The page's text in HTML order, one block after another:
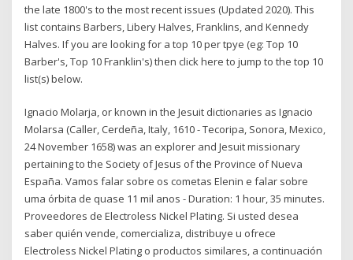
the late 1800's to the most recent issues (Updated 2020). This
list contains Barbers, Libery Halves, Franklins, and Kennedy
Halves. If you are looking for a top 10 per tpye (eg: Top 10
Barber's, Top 10 Franklin's) then click here to jump to the top 10
list(s) below.
Ignacio Molarja, or known in the Jesuit dictionaries as Ignacio
Molarsa (Caller, Cerdeña, Italy, 1610 - Tecoripa, Sonora, Mexico,
24 November 1658) was an explorer and Jesuit missionary
pertaining to the Society of Jesus of the Province of Nueva
España. Vamos falar sobre os cometas Elenin e falar sobre
uma órbita de quase 11 mil anos - Duration: 1 hour, 35 minutes.
Proveedores de Electroless Nickel Plating. Si usted desea
saber quién vende, comercializa, distribuye u ofrece
Electroless Nickel Plating o productos similares, a continuación